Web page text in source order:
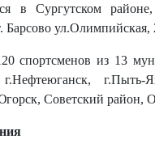
в Сургутском
Барсово ул.Олимпийская,
спортсменов из 13
Советский район,